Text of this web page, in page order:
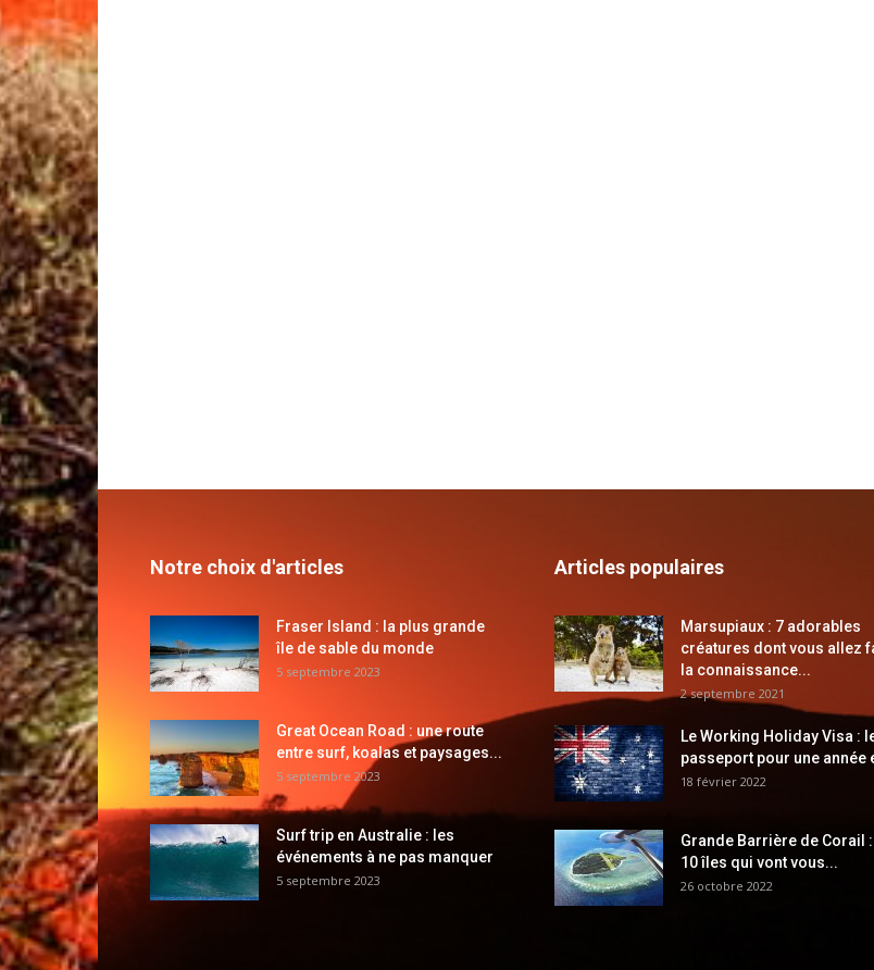
Notre choix d'articles
Fraser Island : la plus grande
île de sable du monde
5 septembre 2023
Great Ocean Road : une route
entre surf, koalas et paysages...
5 septembre 2023
Surf trip en Australie : les
événements à ne pas manquer
5 septembre 2023
Articles populaires
Marsupiaux : 7 adorables
créatures dont vous allez
la connaissance...
2 septembre 2021
Le Working Holiday Visa :
passeport pour une année
18 février 2022
Grande Barrière de Corail
10 îles qui vont vous...
26 octobre 2022